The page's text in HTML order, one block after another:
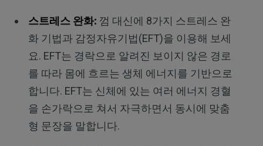
스트레스 완화: 껌 대신에 8가지 스트레스 완
화 기법과 감정자유기법(EFT)을 이용해 보세
요. EFT는 경락으로 알려진 보이지 않은 경로
를 따라 몸에 흐르는 생체 에너지를 기반으로
합니다. EFT는 신체에 있는 여러 에너지 경혈
을 손가락으로 쳐서 자극하면서 동시에 맞춤
형 문장을 말합니다.